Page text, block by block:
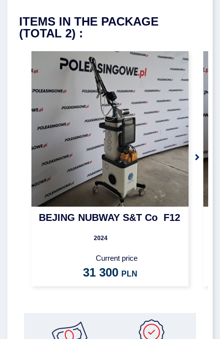
ITEMS IN THE PACKAGE
(TOTAL 2) :
BEJING NUBWAY S&T Co F12
2024
Current price
31 300 PLN